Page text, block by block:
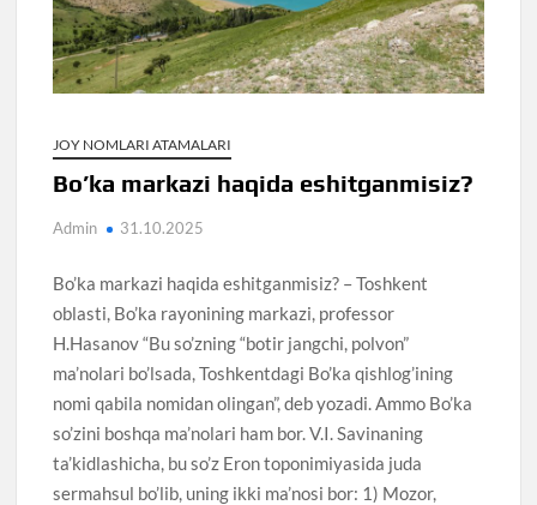
JOY NOMLARI ATAMALARI
Bo’ka markazi haqida eshitganmisiz?
Admin 31.10.2025
Bo’ka markazi haqida eshitganmisiz? – Toshkent
oblasti, Bo’ka rayonining markazi, professor
H.Hasanov “Bu so’zning “botir jangchi, polvon”
ma’nolari bo’lsada, Toshkentdagi Bo’ka qishlog’ining
nomi qabila nomidan olingan”, deb yozadi. Ammo Bo’ka
so’zini boshqa ma’nolari ham bor. V.I. Savinaning
ta’kidlashicha, bu so’z Eron toponimiyasida juda
sermahsul bo’lib, uning ikki ma’nosi bor: 1) Mozor,